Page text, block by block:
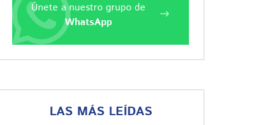
Únete a nuestro grupo de
WhatsApp
LAS MÁS LEÍDAS